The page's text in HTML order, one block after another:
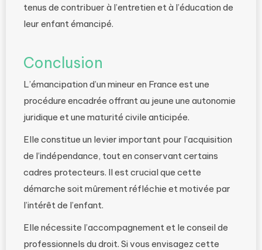
tenus de contribuer à l’entretien et à l’éducation de
leur enfant émancipé.
Conclusion
L’émancipation d’un mineur en France est une
procédure encadrée offrant au jeune une autonomie
juridique et une maturité civile anticipée.
Elle constitue un levier important pour l’acquisition
de l’indépendance, tout en conservant certains
cadres protecteurs. Il est crucial que cette
démarche soit mûrement réfléchie et motivée par
l’intérêt de l’enfant.
Elle nécessite l’accompagnement et le conseil de
professionnels du droit. Si vous envisagez cette